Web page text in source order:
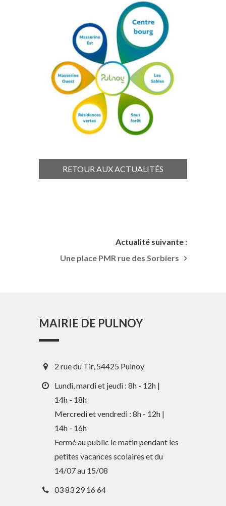
RETOUR AUX ACTUALITÉS
Actualité suivante :
Une place PMR rue des Sorbiers
Guide des activités et services
MAIRIE DE PULNOY
2 rue du Tir, 54425 Pulnoy
Lundi, mardi et jeudi : 8h - 12h |
14h - 18h
Mercredi et vendredi : 8h - 12h |
14h - 16h
Fermé au public le matin pendant les
petites vacances scolaires et du
14/07 au 15/08
03 83 29 16 64